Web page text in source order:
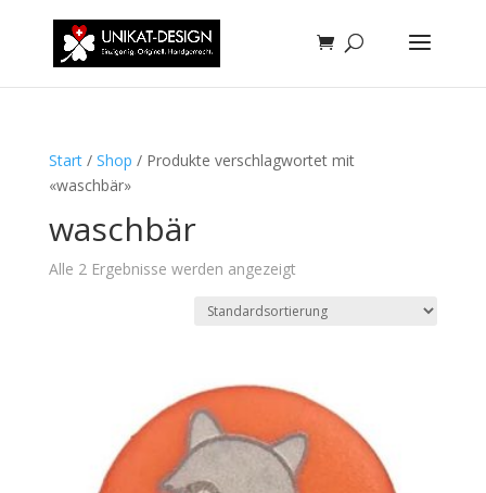
Start/ Shop / Produkte verschlagwortet mit
«waschbär»
waschbär
Alle 2 Ergebnisse werden angezeigt